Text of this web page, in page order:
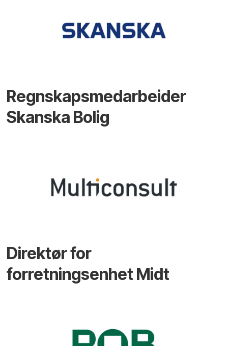
Regnskapsmedarbeider
Skanska Bolig
Direktør for
forretningsenhet Midt